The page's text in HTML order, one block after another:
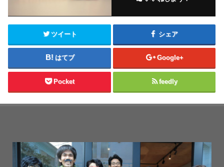
ツイート シェア
はてブ Google+
Pocket feedly